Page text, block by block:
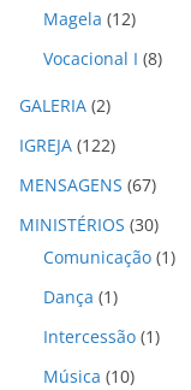
Magela (12)
Vocacional I (8)
GALERIA (2)
IGREJA (122)
MENSAGENS (67)
MINISTÉRIOS (30)
Comunicação (1)
Dança (1)
Intercessão (1)
Música (10)